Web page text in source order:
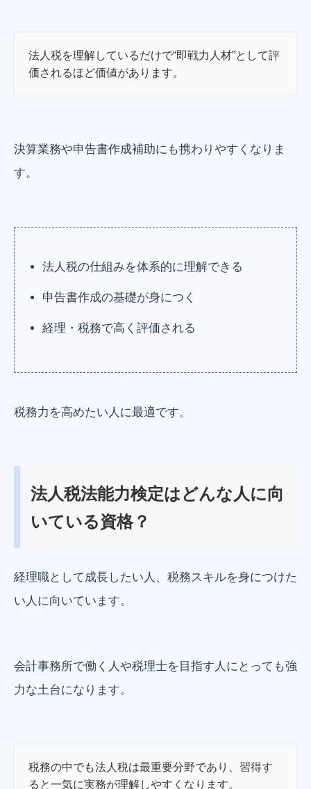
法人税を理解しているだけで“即戦力人材”として評
価されるほど価値があります。
決算業務や申告書作成補助にも携わりやすくなりま
す。
法人税の仕組みを体系的に理解できる
申告書作成の基礎が身につく
経理・税務で高く評価される
税務力を高めたい人に最適です。
法人税法能力検定はどんな人に向
いている資格？
経理職として成長したい人、税務スキルを身につけた
い人に向いています。
会計事務所で働く人や税理士を目指す人にとっても強
力な土台になります。
税務の中でも法人税は最重要分野であり、習得す
ると一気に実務が理解しやすくなります。